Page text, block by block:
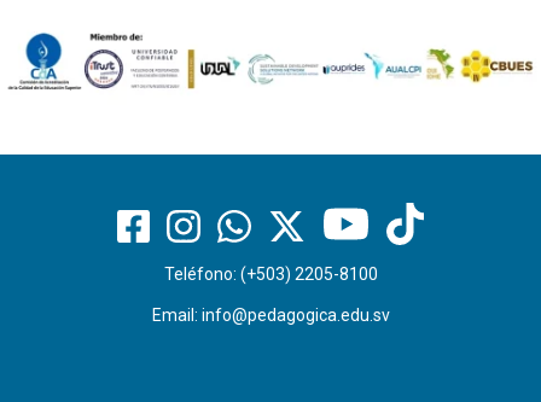
Teléfono: (+503) 2205-8100
Email: info@pedagogica.edu.sv